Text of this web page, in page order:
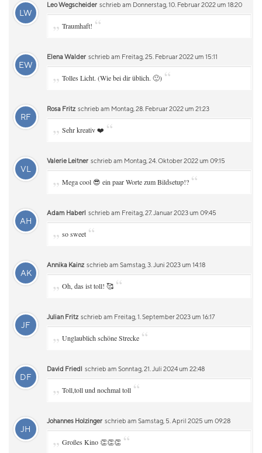
LW
Leo Wegscheider schrieb am Donnerstag, 10. Februar 2022 um 18:20
„ Traumhaft! “
EW
Elena Walder schrieb am Freitag, 25. Februar 2022 um 15:11
„ Tolles Licht. (Wie bei dir üblich. 🙂) “
RF
Rosa Fritz schrieb am Montag, 28. Februar 2022 um 21:23
„ Sehr kreativ ❤️ “
VL
Valerie Leitner schrieb am Montag, 24. Oktober 2022 um 09:15
„ Mega cool 😎 ein paar Worte zum Bildsetup!? “
AH
Adam Haberl schrieb am Freitag, 27. Januar 2023 um 09:45
„ so sweet “
AK
Annika Kainz schrieb am Samstag, 3. Juni 2023 um 14:18
„ Oh, das ist toll! 🥰 “
JF
Julian Fritz schrieb am Freitag, 1. September 2023 um 16:17
„ Unglaublich schöne Strecke “
DF
David Friedl schrieb am Sonntag, 21. Juli 2024 um 22:48
„ Toll,toll und nochmal toll “
JH
Johannes Holzinger schrieb am Samstag, 5. April 2025 um 09:28
„ Großes Kino 👏👏👏 “